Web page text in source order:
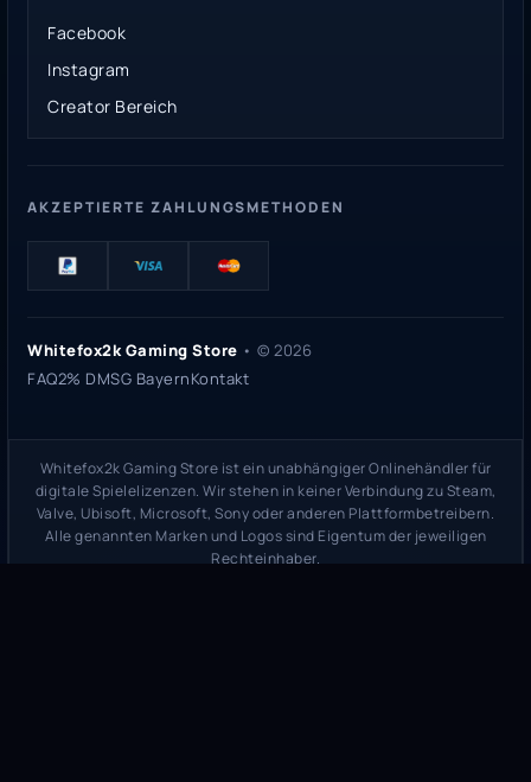
Facebook
Instagram
Creator Bereich
AKZEPTIERTE ZAHLUNGSMETHODEN
Whitefox2k Gaming Store • © 2026
FAQ2% DMSG BayernKontakt
Whitefox2k Gaming Store ist ein unabhängiger Onlinehändler für
digitale Spielelizenzen. Wir stehen in keiner Verbindung zu Steam,
Valve, Ubisoft, Microsoft, Sony oder anderen Plattformbetreibern.
Alle genannten Marken und Logos sind Eigentum der jeweiligen
Rechteinhaber.